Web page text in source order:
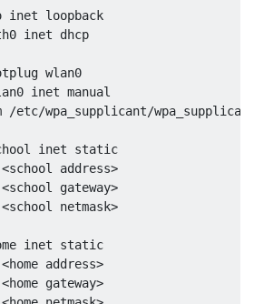
loopback
inet dhcp
wlan0
inet manual
/etc/wpa_supplicant/
inet static
address>
gateway>
netmask>
inet static
address>
gateway>